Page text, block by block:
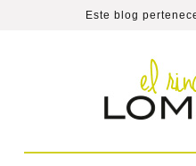
Este blog